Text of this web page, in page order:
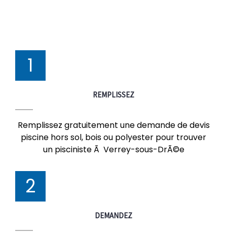
1
REMPLISSEZ
Remplissez gratuitement une demande de devis
piscine hors sol, bois ou polyester pour trouver
un pisciniste Ã Verrey-sous-DrÃ©e
2
DEMANDEZ